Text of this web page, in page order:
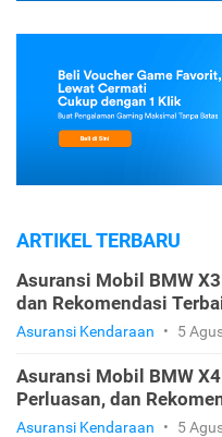
ARTIKEL TERBARU
Asuransi Mobil BMW
dan Rekomendasi
Asuransi Kendaraan • 5
Asuransi Mobil BMW
Perluasan, dan
Asuransi Kendaraan • 5